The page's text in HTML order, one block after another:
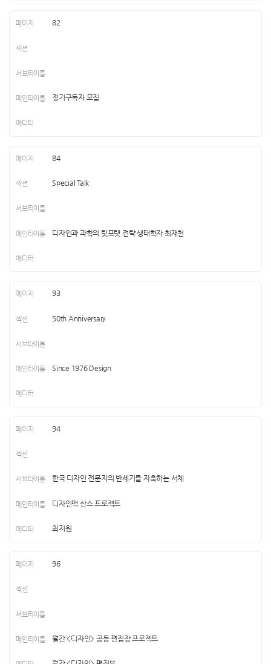
82
정기구독자 모집
84
Special Talk
디자인과 과학의 팃포탯 전략 생태학자 최재천
93
50th Anniversary
Since 1976 Design
94
한국 디자인 전문지의 반세기를 자축하는 서체
디자인맥 산스 프로젝트
최지원
96
월간 <디자인> 공동 편집장 프로젝트